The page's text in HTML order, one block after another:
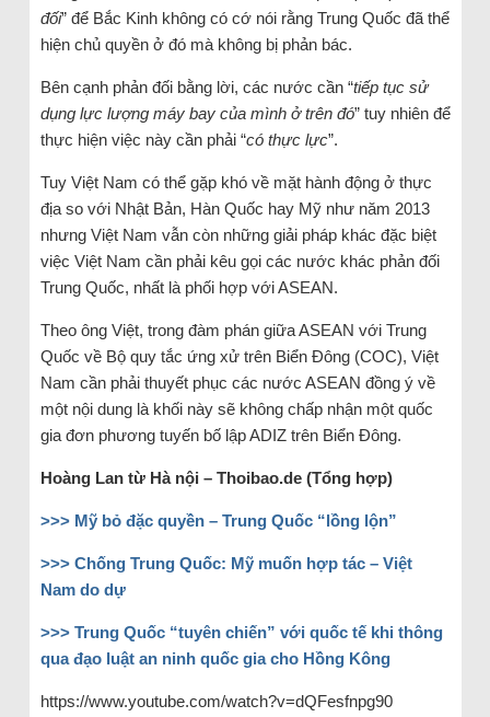
đối” để Bắc Kinh không có cớ nói rằng Trung Quốc đã thể
hiện chủ quyền ở đó mà không bị phản bác.
Bên cạnh phản đối bằng lời, các nước cần “tiếp tục sử
dụng lực lượng máy bay của mình ở trên đó” tuy nhiên để
thực hiện việc này cần phải “có thực lực”.
Tuy Việt Nam có thể gặp khó về mặt hành động ở thực
địa so với Nhật Bản, Hàn Quốc hay Mỹ như năm 2013
nhưng Việt Nam vẫn còn những giải pháp khác đặc biệt
việc Việt Nam cần phải kêu gọi các nước khác phản đối
Trung Quốc, nhất là phối hợp với ASEAN.
Theo ông Việt, trong đàm phán giữa ASEAN với Trung
Quốc về Bộ quy tắc ứng xử trên Biển Đông (COC), Việt
Nam cần phải thuyết phục các nước ASEAN đồng ý về
một nội dung là khối này sẽ không chấp nhận một quốc
gia đơn phương tuyến bố lập ADIZ trên Biển Đông.
Hoàng Lan từ Hà nội – Thoibao.de (Tổng hợp)
>>> Mỹ bỏ đặc quyền – Trung Quốc “lồng lộn”
>>> Chống Trung Quốc: Mỹ muốn hợp tác – Việt
Nam do dự
>>> Trung Quốc “tuyên chiến” với quốc tế khi thông
qua đạo luật an ninh quốc gia cho Hồng Kông
https://www.youtube.com/watch?v=dQFesfnpg90